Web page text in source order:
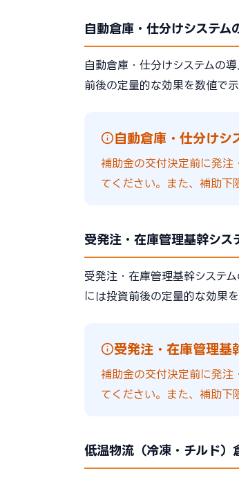
自動倉庫・仕分けシステム
自動倉庫・仕分けシステムの
前後の定量的な効果を数値で
自動倉庫・仕分けシ
補助金の交付決定前に発注
てください。また、補助下
受発注・在庫管理基幹シス
受発注・在庫管理基幹システ
には投資前後の定量的な効果
受発注・在庫管理基
補助金の交付決定前に発注
てください。また、補助下
低温物流（冷凍・チルド）